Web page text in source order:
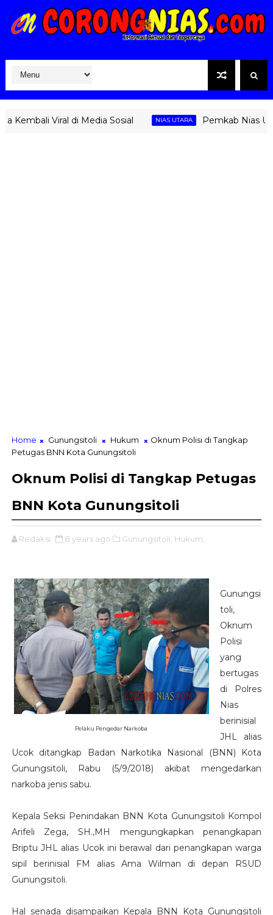
Viral di Media Sosial NIAS UTARA Pemkab Nias Utara
Home Gunungsitoli Hukum
Oknum Polisi di Tangkap
Petugas BNN Kota Gunungsitoli
Oknum Polisi di Tangkap Petugas
BNN Kota Gunungsitoli
Redaksi 8 years ago Gunungsitoli, Hukum,
Pelaku Pengedar Narkoba
Gunungsi
toli,
Oknum
Polisi
yang
bertugas
di Polres
Nias
berinisial
JHL alias
Ucok ditangkap Badan Narkotika Nasional (BNN) Kota
Gunungsitoli, Rabu (5/9/2018) akibat mengedarkan
narkoba jenis sabu.
Kepala Seksi Penindakan BNN Kota Gunungsitoli Kompol
Arifeli Zega, SH.,MH mengungkapkan penangkapan
Briptu JHL alias Ucok ini berawal dari penangkapan warga
sipil berinisial FM alias Ama Wilman di depan RSUD
Gunungsitoli.
Hal senada disampaikan Kepala BNN Kota Gunungsitoli